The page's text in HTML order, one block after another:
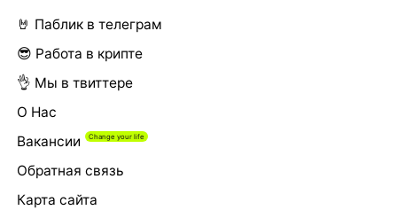
🤘 Паблик в телеграм
😎 Работа в крипте
👌 Мы в твиттере
О Нас
Вакансии
Обратная связь
Карта сайта